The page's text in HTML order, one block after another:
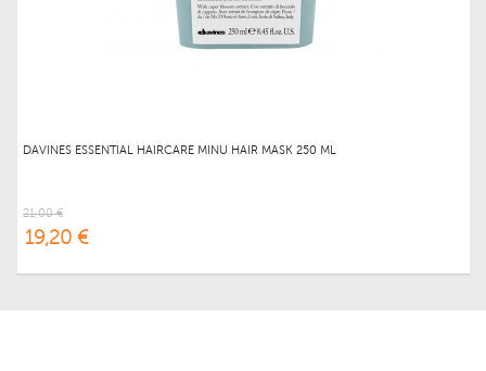
DAVINES ESSENTIAL HAIRCARE MINU HAIR MASK 250 ML
21,00 €
19,20 €